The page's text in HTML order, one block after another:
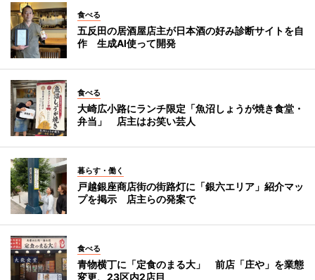
食べる
五反田の居酒屋店主が日本酒の好み診断サイトを自
作 生成AI使って開発
食べる
大崎広小路にランチ限定「魚沼しょうが焼き食堂・
弁当」 店主はお笑い芸人
暮らす・働く
戸越銀座商店街の街路灯に「銀六エリア」紹介マッ
プを掲示 店主らの発案で
食べる
青物横丁に「定食のまる大」 前店「庄や」を業態
変更、23区内2店目